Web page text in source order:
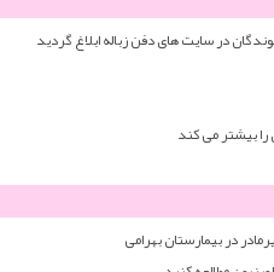
در سایت های دفن زباله ابلاغ گردید
بیشتر می کند
در بیمارستان بهرامی